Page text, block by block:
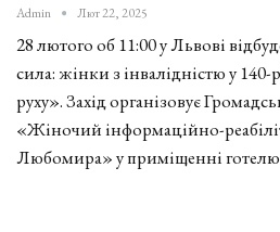
Admin Лют 22, 2025
28 лютого об 11:00 у Львові
сила: жінки з інвалідністю у 140-
руху». Захід організовує
«Жіночий інформаційно-
Любомира» у приміщенні